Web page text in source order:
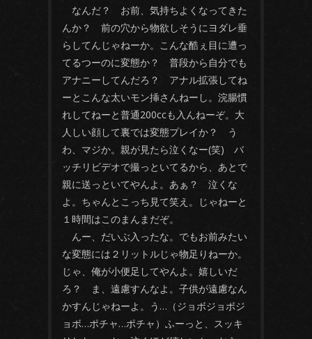
なんだ？ お前、気持ちよくなってきた
んか？ 前の穴から物欲しそうにヨダレ垂
らしてんじゃねーか。こんな酷ぇ目に遭っ
てるつーのに変態か？ 普段から自分でも
アナニーしてんだろ？ アナル拡張してね
ーとこんな太いモン挿さんねーし。浣腸慣
れしてねーと普通200ccも入んねーぞ。大
人しい顔して裏では変態プレイか？ う
わ、マジか。親が見たら泣くなー(笑) バ
ッチリビデオで撮っといてるから、あとで
親に送っといてやんよ。あぁ？ 泣くな
よ。ちゃんとこっち見て笑え。じゃねーと
１時間はこのまんまだぞ。
んー、だいぶ入ったな。でもお前みたい
な変態には２リットルじゃ物足りねーか。
じゃ、俺が小便足してやんよ。嬉しいだ
ろ？ ま、遠慮すんなよ。子供が遠慮なん
かすんじゃねーよ。う…（ジョボジョボジ
ョボ…ポチャ…ポチャ）ふーっと、スッキ